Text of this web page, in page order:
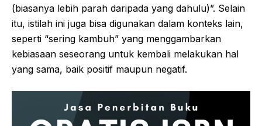
(biasanya lebih parah daripada yang dahulu)”. Selain
itu, istilah ini juga bisa digunakan dalam konteks lain,
seperti “sering kambuh” yang menggambarkan
kebiasaan seseorang untuk kembali melakukan hal
yang sama, baik positif maupun negatif.